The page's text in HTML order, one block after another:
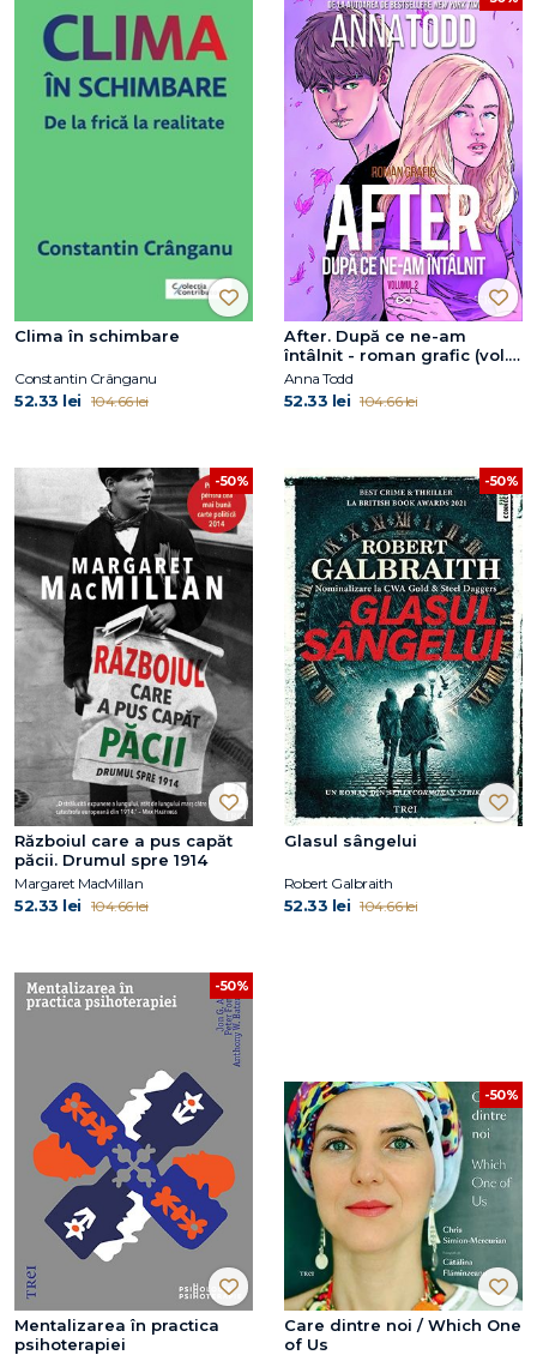
Clima în schimbare
Constantin Crânganu
52.33 lei 104.66 lei
After. După ce ne-am
întâlnit - roman grafic (vol.
2)
Anna Todd
52.33 lei 104.66 lei
-50%
Războiul care a pus capăt
păcii. Drumul spre 1914
Margaret MacMillan
52.33 lei 104.66 lei
-50%
Glasul sângelui
Robert Galbraith
52.33 lei 104.66 lei
-50%
Mentalizarea în practica
psihoterapiei
-50%
Care dintre noi / Which One
of Us